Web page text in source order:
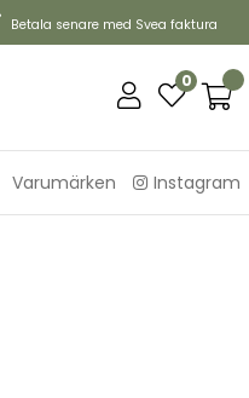
Betala senare med Svea faktura
0
Varumärken Instagram